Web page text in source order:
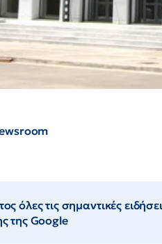
όλες τις σημαντικές
της Google